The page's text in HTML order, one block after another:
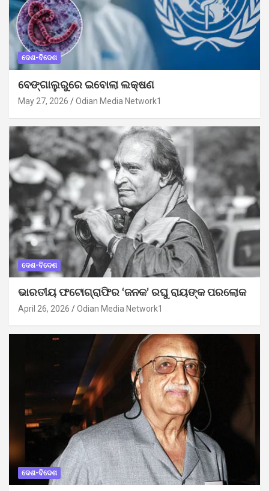
ଦେଶ-ବିଦେଶ
ବେଙ୍ଗାଲୁରୁରେ ଇବୋଲା ଲକ୍ଷଣ
May 27, 2026 Odian Media Network1
ଦେଶ-ବିଦେଶ
ଭାରତୀୟ ଫଟୋଗ୍ରାଫିର ‘ଜନକ’ ରଘୁ ରାୟଙ୍କ ପରଲୋକ
April 26, 2026 Odian Media Network1
ଦେଶ-ବିଦେଶ